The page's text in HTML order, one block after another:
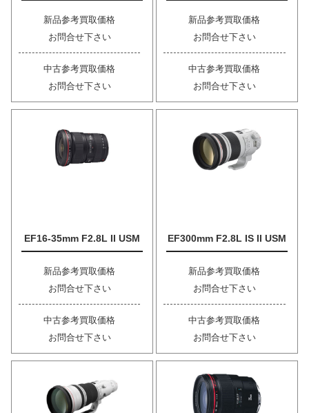
新品参考買取価格
お問合せ下さい
中古参考買取価格
お問合せ下さい
新品参考買取価格
お問合せ下さい
中古参考買取価格
お問合せ下さい
EF16-35mm F2.8L II USM
新品参考買取価格
お問合せ下さい
中古参考買取価格
お問合せ下さい
EF300mm F2.8L IS II USM
新品参考買取価格
お問合せ下さい
中古参考買取価格
お問合せ下さい